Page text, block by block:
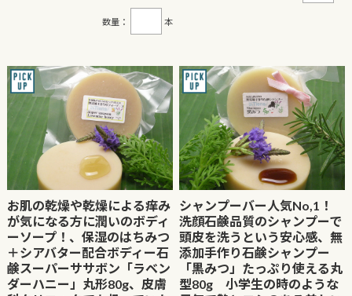
数量： 本
お肌の乾燥や乾燥による痒み
が気になる方に潤いのボディ
ーソープ！、保湿のはちみつ
＋シアバター配合ボディー石
鹸スーパーササボン「ラベン
ダーハニー」丸形80g、皮膚
シャンプーバー人気No,1！
洗顔石鹸品質のシャンプーで
頭皮を洗うという安心感、無
添加手作り石鹸シャンプー
「黒みつ」たっぷり使える丸
型80g 小学生の時のような